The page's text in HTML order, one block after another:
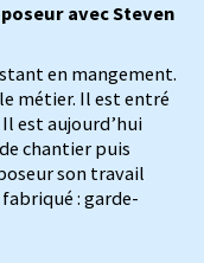
avec Steven
en mangement.
métier. Il est entré
est aujourd’hui
chantier puis
son travail
: garde-